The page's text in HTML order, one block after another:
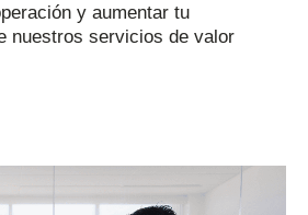
y aumentar tu
nuestros servicios de valor